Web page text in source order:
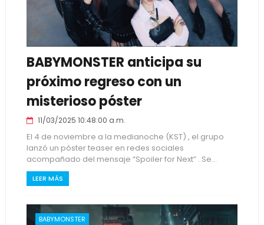
BABYMONSTER anticipa su
próximo regreso con un
misterioso póster
11/03/2025 10:48:00 a.m.
El 4 de noviembre a la medianoche (KST) , el grupo
lanzó un póster teaser en redes sociales
acompañado del mensaje “Spoiler for Next” . Se...
LEER MÁS
BABYMONSTER